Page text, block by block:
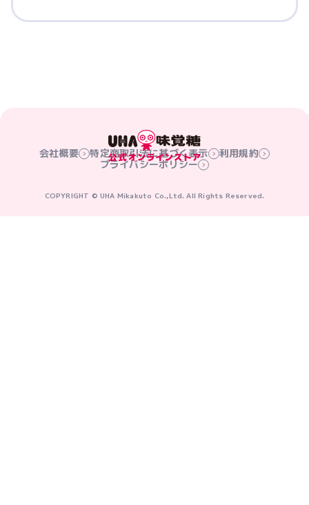
会社概要 特定商取引法に基づく表示
利用規約
プライバシーポリシー
COPYRIGHT © UHA Mikakuto Co.,Ltd. All Rights Reserved.